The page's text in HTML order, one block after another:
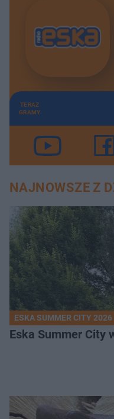
TERAZ
GRAMY
NAJNOWSZE Z
ESKA SUMMER CITY 2026
Eska Summer City